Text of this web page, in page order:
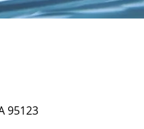
95123